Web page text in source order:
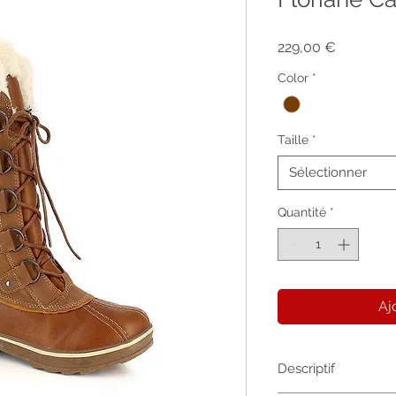
229,00 €
Color *
Taille *
Sélectionner
Quantité *
Descriptif